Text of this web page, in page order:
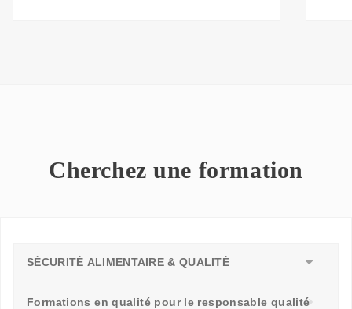
Cherchez une formation
SÉCURITÉ ALIMENTAIRE & QUALITÉ
Formations en qualité pour le responsable qualité